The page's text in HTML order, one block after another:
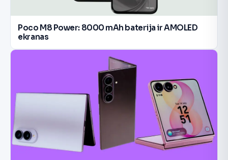
Poco M8 Power: 8000 mAh baterija ir AMOLED
ekranas